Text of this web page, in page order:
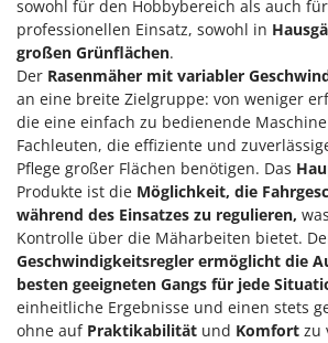
sowohl für den Hobbybereich als auch
professionellen Einsatz, sowohl in
großen Grünflächen.
Der Rasenmäher mit variabler
an eine breite Zielgruppe: von weniger
die eine einfach zu bedienende
Fachleuten, die effiziente und
Pflege großer Flächen benötigen. Das
Produkte ist die Möglichkeit, die
während des Einsatzes zu regulieren,
Kontrolle über die Mäharbeiten bietet.
Geschwindigkeitsregler ermöglicht die
besten geeigneten Gangs für jede
einheitliche Ergebnisse und einen stets
ohne auf Praktikabilität und Komfort zu